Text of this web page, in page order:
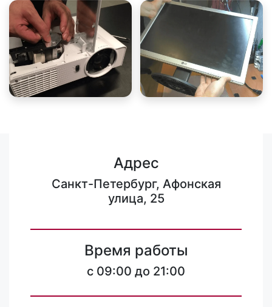
Адрес
Санкт-Петербург, Афонская
улица, 25
Время работы
c 09:00 до 21:00